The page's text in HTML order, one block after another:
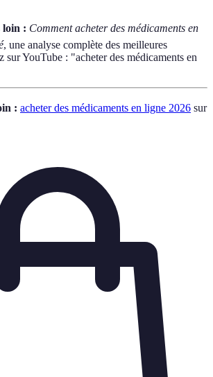
loin : Comment acheter des médicaments en
, une analyse complète des meilleures
sur YouTube : "acheter des médicaments en
: acheter des médicaments en ligne 2026 sur